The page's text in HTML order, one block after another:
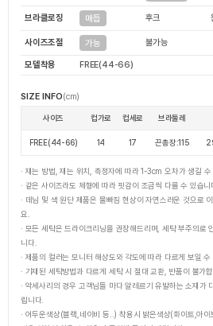
브라클로징 매듭 후크
사이즈조절 가능 불가능
모델착용 FREE(44-66)
SIZE INFO(cm)
사이즈 컵가로 컵세로 브라둘레
FREE(44-66) 14 17 끈총장:115
· 재는 방법, 재는 위치, 측정자에 따라 1-3cm 오차가 생길 수
· 같은 사이즈라도 체형에 따라 핏감이 조금씩 다를 수 있습니
· 데님 및 색 원단 제품은 물빠짐 현상이 자연스러운 것으로
요.
· 모든 세탁은 드라이크리닝을 권장해드리며, 세탁 부주의로
니다.
· 제품의 컬러는 모니터 해상도와 각도에 따라 다르게 보일 수
· 기재된 세탁방법과 다르게 세탁 시 절대 교환, 반품이 불가합
· 악세사리의 경우 고객님들 마다 알레르기 유발하는 소재가
립니다.
· 어두운색상(블랙,네이비 등..) 착용시 밝은색상(화이트,아